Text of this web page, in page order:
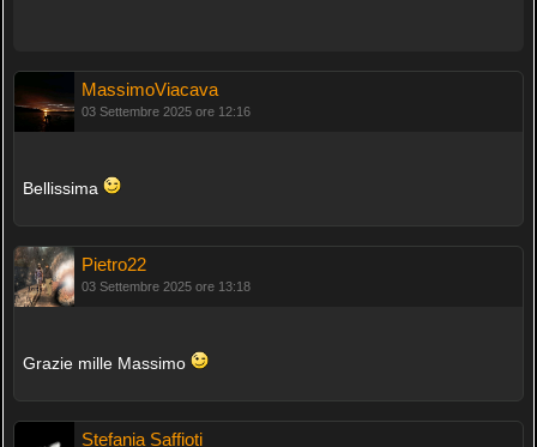
MassimoViacava
03 Settembre 2025 ore 12:16
Bellissima
Pietro22
03 Settembre 2025 ore 13:18
Grazie mille Massimo
Stefania Saffioti